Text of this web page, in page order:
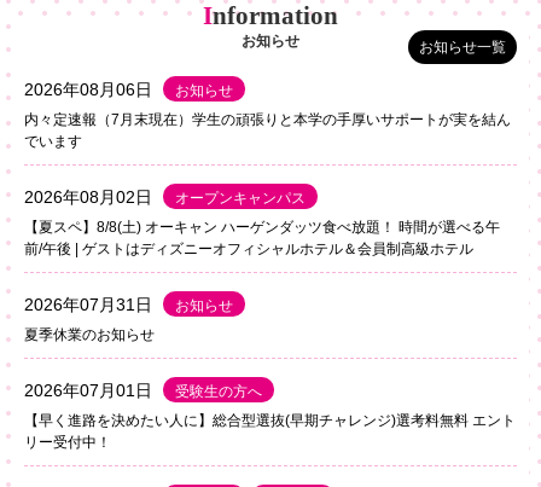
Information
お知らせ お知らせ一覧
2026年08月06日
お知らせ
内々定速報（7月末現在）学生の頑張りと本学の手厚いサポートが実を結ん
でいます
2026年08月02日
オープンキャンパス
【夏スペ】8/8(土) オーキャン ハーゲンダッツ食べ放題！ 時間が選べる午
前/午後 | ゲストはディズニーオフィシャルホテル＆会員制高級ホテル
2026年07月31日
お知らせ
夏季休業のお知らせ
2026年07月01日
受験生の方へ
【早く進路を決めたい人に】総合型選抜(早期チャレンジ)選考料無料 エント
リー受付中！